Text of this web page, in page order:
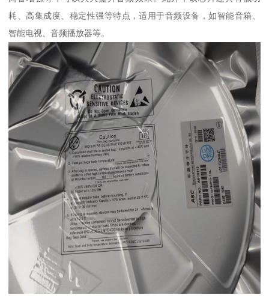
耗、高集成度、稳定性强等特点，适用于音频设备，如智能音箱、
智能电视、音频播放器等。